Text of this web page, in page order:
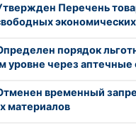
Перечень
порядок
уровне через аптечные
временный
материалов